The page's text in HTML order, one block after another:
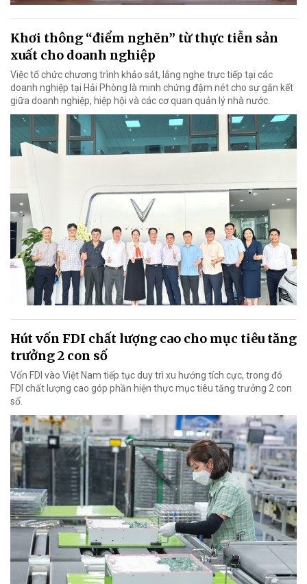
Khơi thông “điểm nghẽn” từ thực tiễn sản
xuất cho doanh nghiệp
Việc tổ chức chương trình khảo sát, lắng nghe trực tiếp tại các
doanh nghiệp tại Hải Phòng là minh chứng đậm nét cho sự gắn kết
giữa doanh nghiệp, hiệp hội và các cơ quan quản lý nhà nước.
Hút vốn FDI chất lượng cao cho mục tiêu tăng
trưởng 2 con số
Vốn FDI vào Việt Nam tiếp tục duy trì xu hướng tích cực, trong đó
FDI chất lượng cao góp phần hiện thực mục tiêu tăng trưởng 2 con
số.